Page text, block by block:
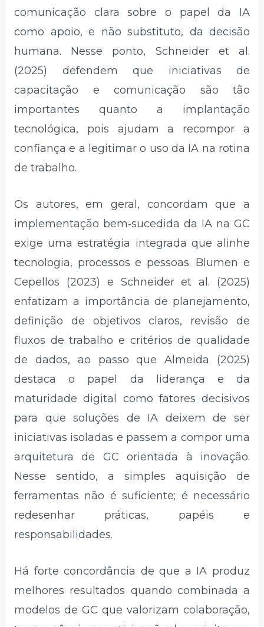
comunicação clara sobre o papel da IA
como apoio, e não substituto, da decisão
humana. Nesse ponto, Schneider et al.
(2025) defendem que iniciativas de
capacitação e comunicação são tão
importantes quanto a implantação
tecnológica, pois ajudam a recompor a
confiança e a legitimar o uso da IA na rotina
de trabalho.
Os autores, em geral, concordam que a
implementação bem‑sucedida da IA na GC
exige uma estratégia integrada que alinhe
tecnologia, processos e pessoas. Blumen e
Cepellos (2023) e Schneider et al. (2025)
enfatizam a importância de planejamento,
definição de objetivos claros, revisão de
fluxos de trabalho e critérios de qualidade
de dados, ao passo que Almeida (2025)
destaca o papel da liderança e da
maturidade digital como fatores decisivos
para que soluções de IA deixem de ser
iniciativas isoladas e passem a compor uma
arquitetura de GC orientada à inovação.
Nesse sentido, a simples aquisição de
ferramentas não é suficiente; é necessário
redesenhar práticas, papéis e
responsabilidades.
Há forte concordância de que a IA produz
melhores resultados quando combinada a
modelos de GC que valorizam colaboração,